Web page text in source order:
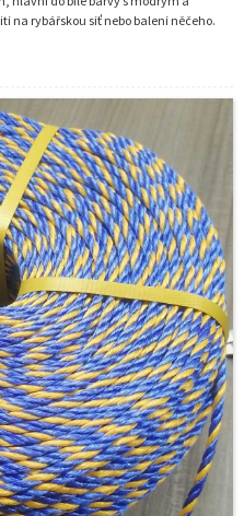
na rybářskou síť nebo balení něčeho.
vyšší pevnost v přetržení.